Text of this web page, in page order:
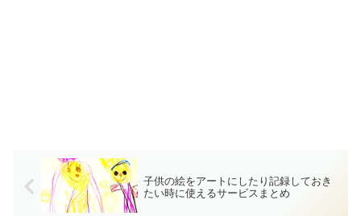
子供の絵をアートにしたり記録しておき
たい時に使えるサービスまとめ